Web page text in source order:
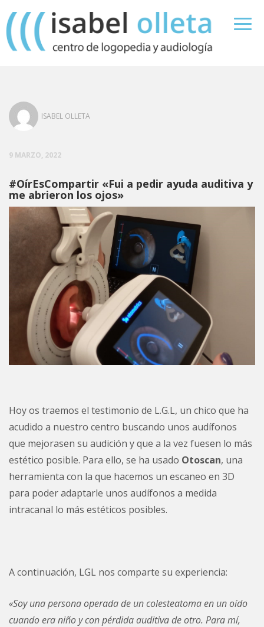
ISABEL OLLETA
9 MARZO, 2022
#OírEsCompartir «Fui a pedir ayuda auditiva y
me abrieron los ojos»
Hoy os traemos el testimonio de L.G.L, un chico que ha
acudido a nuestro centro buscando unos audífonos
que mejorasen su audición y que a la vez fuesen lo más
estético posible. Para ello, se ha usado Otoscan, una
herramienta con la que hacemos un escaneo en 3D
para poder adaptarle unos audífonos a medida
intracanal lo más estéticos posibles.
A continuación, LGL nos comparte su experiencia:
«Soy una persona operada de un colesteatoma en un oído
cuando era niño y con pérdida auditiva de otro. Para mí,